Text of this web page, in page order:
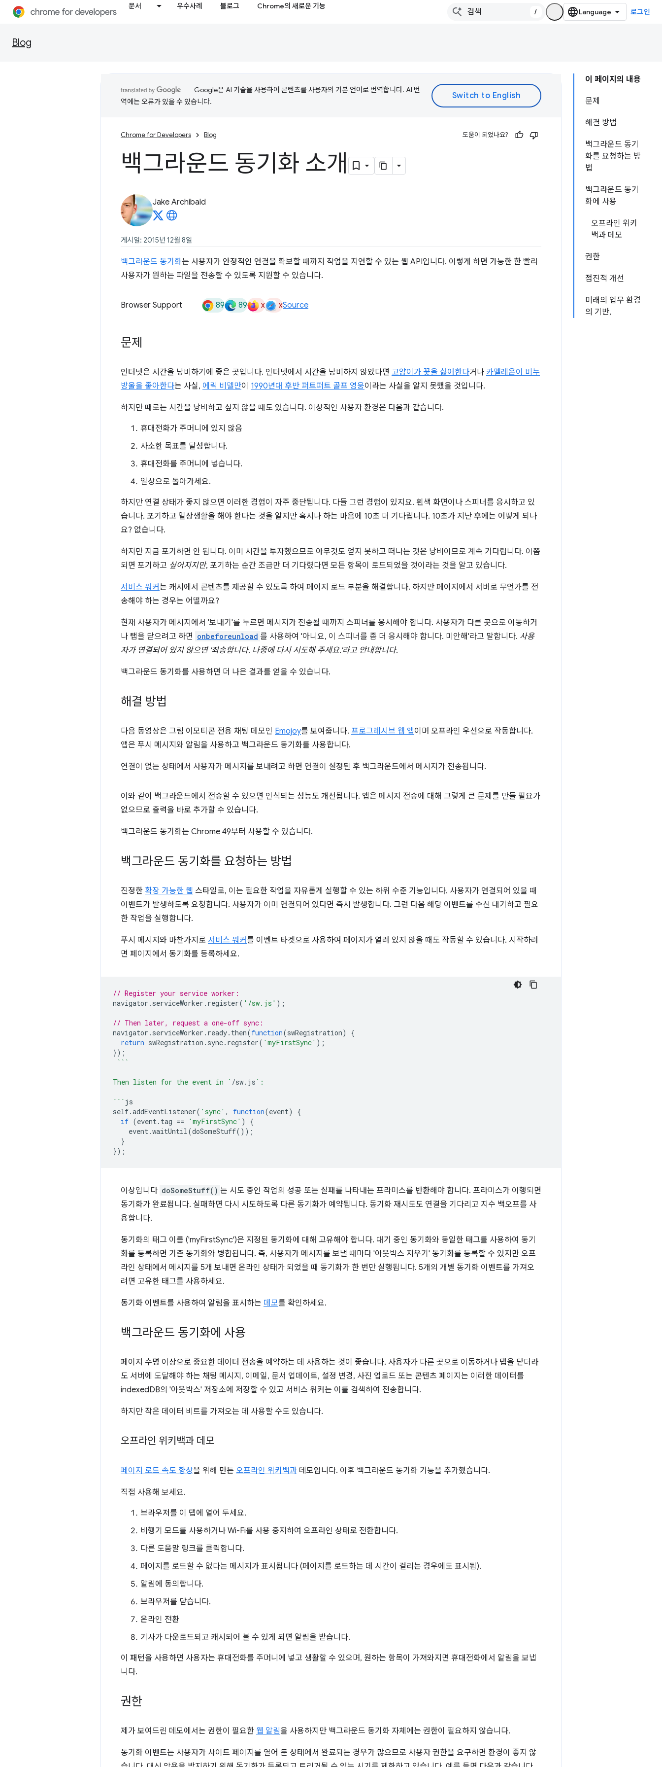
문서 우수사례 블로그 Chrome의 새로운 기능
/ 로그인
Blog
이 페이지의 내용
문제
해결 방법
백그라운드 동기
화를 요청하는 방
법
백그라운드 동기
화에 사용
오프라인 위키
백과 데모
권한
점진적 개선
미래의 업무 환경
의 기반,
Google은 AI 기술을 사용하여 콘텐츠를 사용자의 기본 언어로 번역합니다. AI 번
역에는 오류가 있을 수 있습니다.
Chrome for Developers Blog 도움이 되었나요?
백그라운드 동기화 소개
Jake Archibald
게시일: 2015년 12월 8일
백그라운드 동기화는 사용자가 안정적인 연결을 확보할 때까지 작업을 지연할 수 있는 웹 API입니다. 이렇게 하면 가능한 한 빨리
사용자가 원하는 파일을 전송할 수 있도록 지원할 수 있습니다.
Browser Support 89 89 x xSource
문제
인터넷은 시간을 낭비하기에 좋은 곳입니다. 인터넷에서 시간을 낭비하지 않았다면 고양이가 꽃을 싫어한다거나 카멜레온이 비누
방울을 좋아한다는 사실, 에릭 비델만이 1990년대 후반 퍼트퍼트 골프 영웅이라는 사실을 알지 못했을 것입니다.
하지만 때로는 시간을 낭비하고 싶지 않을 때도 있습니다. 이상적인 사용자 환경은 다음과 같습니다.
휴대전화가 주머니에 있지 않음
사소한 목표를 달성합니다.
휴대전화를 주머니에 넣습니다.
일상으로 돌아가세요.
하지만 연결 상태가 좋지 않으면 이러한 경험이 자주 중단됩니다. 다들 그런 경험이 있지요. 흰색 화면이나 스피너를 응시하고 있
습니다. 포기하고 일상생활을 해야 한다는 것을 알지만 혹시나 하는 마음에 10초 더 기다립니다. 10초가 지난 후에는 어떻게 되나
요? 없습니다.
하지만 지금 포기하면 안 됩니다. 이미 시간을 투자했으므로 아무것도 얻지 못하고 떠나는 것은 낭비이므로 계속 기다립니다. 이쯤
되면 포기하고 싶어지지만, 포기하는 순간 조금만 더 기다렸다면 모든 항목이 로드되었을 것이라는 것을 알고 있습니다.
서비스 워커는 캐시에서 콘텐츠를 제공할 수 있도록 하여 페이지 로드 부분을 해결합니다. 하지만 페이지에서 서버로 무언가를 전
송해야 하는 경우는 어떨까요?
현재 사용자가 메시지에서 '보내기'를 누르면 메시지가 전송될 때까지 스피너를 응시해야 합니다. 사용자가 다른 곳으로 이동하거
나 탭을 닫으려고 하면 onbeforeunload 를 사용하여 '아니요, 이 스피너를 좀 더 응시해야 합니다. 미안해'라고 말합니다. 사용
자가 연결되어 있지 않으면 '죄송합니다. 나중에 다시 시도해 주세요.'라고 안내합니다.
백그라운드 동기화를 사용하면 더 나은 결과를 얻을 수 있습니다.
해결 방법
다음 동영상은 그림 이모티콘 전용 채팅 데모인 Emojoy를 보여줍니다. 프로그레시브 웹 앱이며 오프라인 우선으로 작동합니다.
앱은 푸시 메시지와 알림을 사용하고 백그라운드 동기화를 사용합니다.
연결이 없는 상태에서 사용자가 메시지를 보내려고 하면 연결이 설정된 후 백그라운드에서 메시지가 전송됩니다.
이와 같이 백그라운드에서 전송할 수 있으면 인식되는 성능도 개선됩니다. 앱은 메시지 전송에 대해 그렇게 큰 문제를 만들 필요가
없으므로 출력을 바로 추가할 수 있습니다.
백그라운드 동기화는 Chrome 49부터 사용할 수 있습니다.
백그라운드 동기화를 요청하는 방법
진정한 확장 가능한 웹 스타일로, 이는 필요한 작업을 자유롭게 실행할 수 있는 하위 수준 기능입니다. 사용자가 연결되어 있을 때
이벤트가 발생하도록 요청합니다. 사용자가 이미 연결되어 있다면 즉시 발생합니다. 그런 다음 해당 이벤트를 수신 대기하고 필요
한 작업을 실행합니다.
푸시 메시지와 마찬가지로 서비스 워커를 이벤트 타겟으로 사용하여 페이지가 열려 있지 않을 때도 작동할 수 있습니다. 시작하려
면 페이지에서 동기화를 등록하세요.
// Register your service worker:
navigator . serviceWorker . register( '/sw.js' );
// Then later, request a one-off sync:
navigator . serviceWorker . ready. then(function(swRegistration)
{
return swRegistration . sync. register( 'myFirstSync' );
});
```
Then listen for the event in ` /sw. js `:
``` js
self.addEventListener( 'sync' , function(event)
{
if (event. tag == 'myFirstSync' )
{
event.waitUntil(doSomeStuff());
}
});
이상입니다 doSomeStuff() 는 시도 중인 작업의 성공 또는 실패를 나타내는 프라미스를 반환해야 합니다. 프라미스가 이행되면
동기화가 완료됩니다. 실패하면 다시 시도하도록 다른 동기화가 예약됩니다. 동기화 재시도도 연결을 기다리고 지수 백오프를 사
용합니다.
동기화의 태그 이름 ('myFirstSync')은 지정된 동기화에 대해 고유해야 합니다. 대기 중인 동기화와 동일한 태그를 사용하여 동기
화를 등록하면 기존 동기화와 병합됩니다. 즉, 사용자가 메시지를 보낼 때마다 '아웃박스 지우기' 동기화를 등록할 수 있지만 오프
라인 상태에서 메시지를 5개 보내면 온라인 상태가 되었을 때 동기화가 한 번만 실행됩니다. 5개의 개별 동기화 이벤트를 가져오
려면 고유한 태그를 사용하세요.
동기화 이벤트를 사용하여 알림을 표시하는 데모를 확인하세요.
백그라운드 동기화에 사용
페이지 수명 이상으로 중요한 데이터 전송을 예약하는 데 사용하는 것이 좋습니다. 사용자가 다른 곳으로 이동하거나 탭을 닫더라
도 서버에 도달해야 하는 채팅 메시지, 이메일, 문서 업데이트, 설정 변경, 사진 업로드 또는 콘텐츠 페이지는 이러한 데이터를
indexedDB의 '아웃박스' 저장소에 저장할 수 있고 서비스 워커는 이를 검색하여 전송합니다.
하지만 작은 데이터 비트를 가져오는 데 사용할 수도 있습니다.
오프라인 위키백과 데모
페이지 로드 속도 향상을 위해 만든 오프라인 위키백과 데모입니다. 이후 백그라운드 동기화 기능을 추가했습니다.
직접 사용해 보세요.
브라우저를 이 탭에 열어 두세요.
비행기 모드를 사용하거나 Wi-Fi를 사용 중지하여 오프라인 상태로 전환합니다.
다른 도움말 링크를 클릭합니다.
페이지를 로드할 수 없다는 메시지가 표시됩니다 (페이지를 로드하는 데 시간이 걸리는 경우에도 표시됨).
알림에 동의합니다.
브라우저를 닫습니다.
온라인 전환
기사가 다운로드되고 캐시되어 볼 수 있게 되면 알림을 받습니다.
이 패턴을 사용하면 사용자는 휴대전화를 주머니에 넣고 생활할 수 있으며, 원하는 항목이 가져와지면 휴대전화에서 알림을 보냅
니다.
권한
제가 보여드린 데모에서는 권한이 필요한 웹 알림을 사용하지만 백그라운드 동기화 자체에는 권한이 필요하지 않습니다.
동기화 이벤트는 사용자가 사이트 페이지를 열어 둔 상태에서 완료되는 경우가 많으므로 사용자 권한을 요구하면 환경이 좋지 않